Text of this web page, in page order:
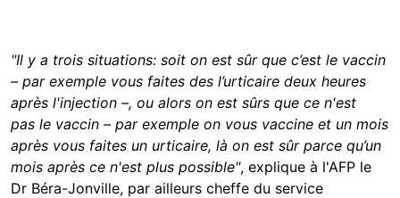
"Il y a trois situations: soit on est sûr que c’est le vaccin
– par exemple vous faites des l’urticaire deux heures
après l'injection –, ou alors on est sûrs que ce n'est
pas le vaccin – par exemple on vous vaccine et un mois
après vous faites un urticaire, là on est sûr parce qu’un
mois après ce n'est plus possible", explique à l'AFP le
Dr Béra-Jonville, par ailleurs cheffe du service